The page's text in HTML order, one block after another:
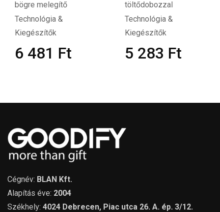
bögre melegítő
Technológia &
Kiegészítők
6 481 Ft
töltődobozzal
Technológia &
Kiegészítők
5 283 Ft
Cégnév: BLAN Kft.
Alapítás éve: 2004
Székhely: 4024 Debrecen, Piac utca 26. A. ép. 3/12.